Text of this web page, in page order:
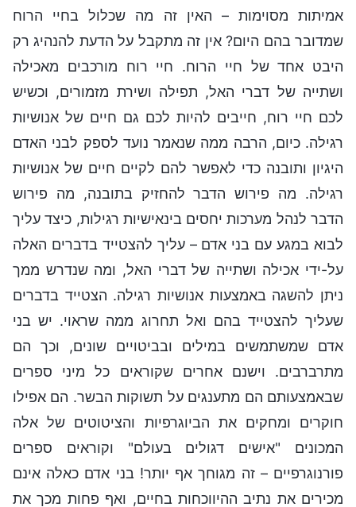
אמיתות מסוימות – האין זה מה שכלול בחיי הרוח
שמדובר בהם היום? אין זה מתקבל על הדעת להנהיג רק
היבט אחד של חיי הרוח. חיי רוח מורכבים מאכילה
ושתייה של דברי האל, תפילה ושירת מזמורים, וכשיש
לכם חיי רוח, חייבים להיות לכם גם חיים של אנושיות
רגילה. כיום, הרבה ממה שנאמר נועד לספק לבני האדם
היגיון ותובנה כדי לאפשר להם לקיים חיים של אנושיות
רגילה. מה פירוש הדבר להחזיק בתובנה, מה פירוש
הדבר לנהל מערכות יחסים בינאישיות רגילות, כיצד עליך
לבוא במגע עם בני אדם – עליך להצטייד בדברים האלה
על-ידי אכילה ושתייה של דברי האל, ומה שנדרש ממך
ניתן להשגה באמצעות אנושיות רגילה. הצטייד בדברים
שעליך להצטייד בהם ואל תחרוג ממה שראוי. יש בני
אדם שמשתמשים במילים ובביטויים שונים, וכך הם
מתרברבים. וישנם אחרים שקוראים כל מיני ספרים
שבאמצעותם הם מתענגים על תשוקות הבשר. הם אפילו
חוקרים ומחקים את הביוגרפיות והציטוטים של אלה
המכונים "אישים דגולים בעולם" וקוראים ספרים
פורנוגרפיים – זה מגוחך אף יותר! בני אדם כאלה אינם
מכירים את נתיב ההיווכחות בחיים, ואף פחות מכך את